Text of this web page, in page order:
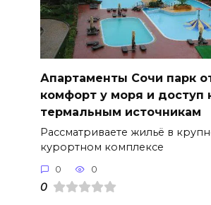
Апартаменты Сочи парк
комфорт у моря и доступ
термальным источникам
Рассматриваете жильё в
курортном комплексе
0 0
0